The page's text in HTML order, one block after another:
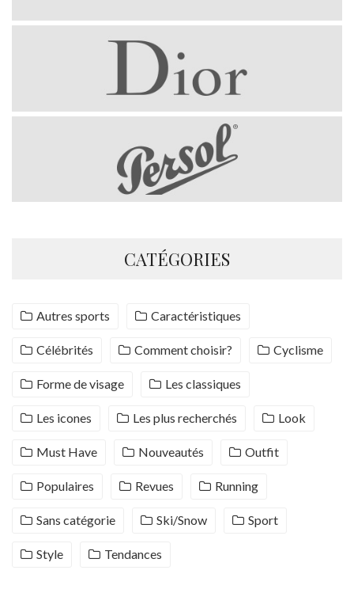
CATÉGORIES
Autres sports Caractéristiques
Célébrités Comment choisir? Cyclisme
Forme de visage Les classiques
Les icones Les plus recherchés Look
Must Have Nouveautés Outfit
Populaires Revues Running
Sans catégorie Ski/Snow Sport
Style Tendances